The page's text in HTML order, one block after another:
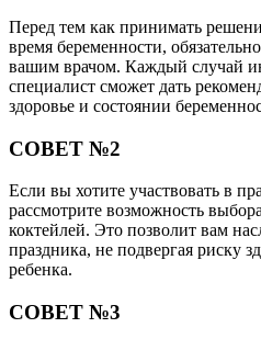
Перед тем как принимать
время беременности,
вашим врачом. Каждый случай
специалист сможет дать
здоровье и состоянии
СОВЕТ №2
Если вы хотите участвовать в
рассмотрите возможность
коктейлей. Это позволит вам
праздника, не подвергая риску
ребенка.
СОВЕТ №3